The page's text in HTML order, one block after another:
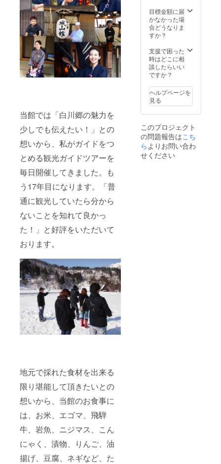
当館では「白川郷の魅力を
少しでも伝えたい！」との
想いから、私がガイドをつ
とめる観光ガイドツアーを
毎日開催してきました。も
う17年目になります。「普
通に観光していたら分から
ないことを知れて良かっ
た！」と好評をいただいて
おります。
地元で採れた食材を出来る
限り堪能して頂きたいとの
想いから、当館のお食事に
は、お米、エゴマ、飛騨
牛、岩魚、ニジマス、こん
にゃく、漬物、りんご、油
揚げ、豆腐、ネギなど、た
ルが上
限とな
りま
バスト
イレ付
きのお
部屋
山」に
は使用
不可と
なりま
祝日や
G.W.や
お盆、
お正月
などの
使い頂
けま
す。 ※
語りBar
の体調
管理も
あるた
め1時間
ます。
その1時
間は飲
み放題
※状況に
よって
は、館
主の代
わりに
産品の
お土産
付きで
す。
りまっ
たりと
した時
間をお
下さ
い。 ※
宿泊ご
招待券
用とし
てもお
使い頂
けま
す。 ※
目標金額に届
かなかった場
合どうなりま
すか？
支援で困った
時はどこに相
談したらいい
ですか？
ヘルプページを
見る
このプロジェクト
の問題報告はこち
ら よりお問い合わ
せください